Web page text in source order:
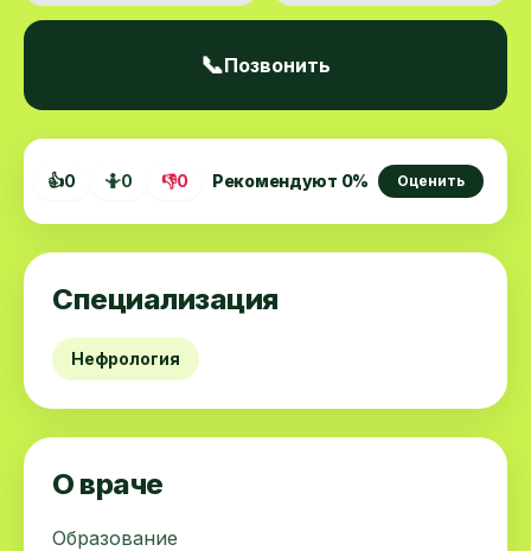
👍0 🤷0 👎0 Рекомендуют 0% Оценить
Специализация
Нефрология
О враче
Образование
📞Позвонить